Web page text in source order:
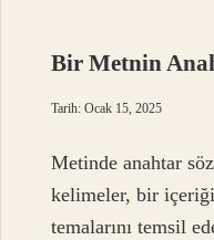
Bir Metnin
Tarih: Ocak 15, 2025
Metinde anahtar
kelimeler, bir
temalarını temsil